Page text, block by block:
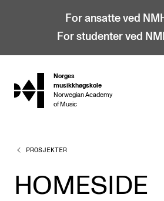
For ansatte ved
For studenter ved
hjem
Norges
musikkhøgskole
Norwegian Academy
of Music
STUDIER
Alle studier
Bachelor
PROSJEKTER
HOMESIDE